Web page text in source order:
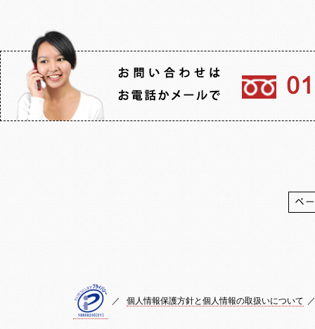
／ 個人情報保護方針と個人情報の取扱いについて ／